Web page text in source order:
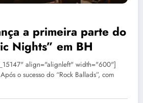
a primeira parte do
Nights” em BH
align="alignleft" width="600"]
o sucesso do “Rock Ballads”, com